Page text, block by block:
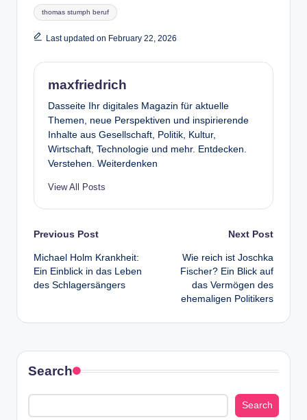
Tags:
thomas stumph beruf
Last updated on February 22, 2026
maxfriedrich
Dasseite Ihr digitales Magazin für aktuelle
Themen, neue Perspektiven und inspirierende
Inhalte aus Gesellschaft, Politik, Kultur,
Wirtschaft, Technologie und mehr. Entdecken.
Verstehen. Weiterdenken
View All Posts
Post
navigation
Previous Post
Michael Holm Krankheit:
Ein Einblick in das Leben
des Schlagersängers
Next Post
Wie reich ist Joschka
Fischer? Ein Blick auf
das Vermögen des
ehemaligen Politikers
Search
Search